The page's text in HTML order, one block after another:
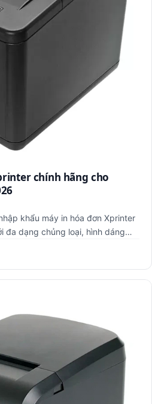
chính hãng cho
khẩu máy in hóa đơn Xprinter
đa dạng chủng loại, hình dáng